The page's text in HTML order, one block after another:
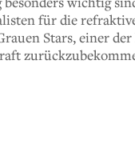
für die
Stars, einer